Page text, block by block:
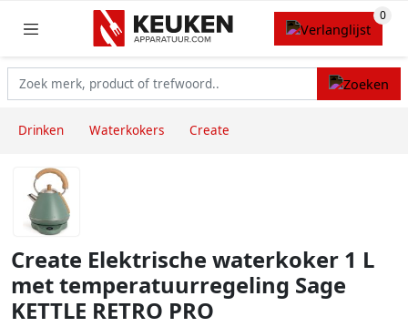
Drinken Waterkokers Create
Create Elektrische waterkoker 1 L
met temperatuurregeling Sage
KETTLE RETRO PRO